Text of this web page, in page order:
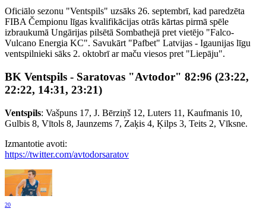
Oficiālo sezonu "Ventspils" uzsāks 26. septembrī, kad paredzēta
FIBA Čempionu līgas kvalifikācijas otrās kārtas pirmā spēle
izbraukumā Ungārijas pilsētā Sombathejā pret vietējo "Falco-
Vulcano Energia KC". Savukārt "Pafbet" Latvijas - Igaunijas līgu
ventspilnieki sāks 2. oktobrī ar maču viesos pret "Liepāju".
BK Ventspils - Saratovas "Avtodor" 82:96 (23:22,
22:22, 14:31, 23:21)
Ventspils: Vašpuns 17, J. Bērziņš 12, Luters 11, Kaufmanis 10,
Gulbis 8, Vītols 8, Jaunzems 7, Zaķis 4, Ķilps 3, Teits 2, Vīksne.
Izmantotie avoti:
https://twitter.com/avtodorsaratov
20